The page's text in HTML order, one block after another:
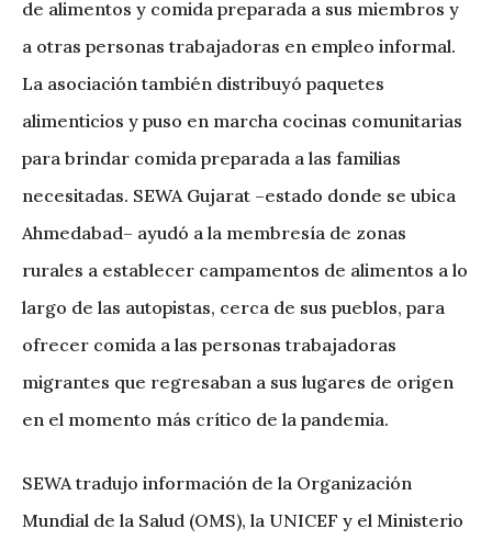
de alimentos y comida preparada a sus miembros y
a otras personas trabajadoras en empleo informal.
La asociación también distribuyó paquetes
alimenticios y puso en marcha cocinas comunitarias
para brindar comida preparada a las familias
necesitadas. SEWA Gujarat –estado donde se ubica
Ahmedabad– ayudó a la membresía de zonas
rurales a establecer campamentos de alimentos a lo
largo de las autopistas, cerca de sus pueblos, para
ofrecer comida a las personas trabajadoras
migrantes que regresaban a sus lugares de origen
en el momento más crítico de la pandemia.
SEWA tradujo información de la Organización
Mundial de la Salud (OMS), la UNICEF y el Ministerio